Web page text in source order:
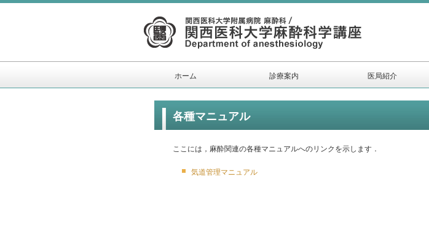
ホーム 診療案内 医局紹介
各種マニュアル
ここには，麻酔関連の各種マニュアルへのリンクを示します．
気道管理マニュアル